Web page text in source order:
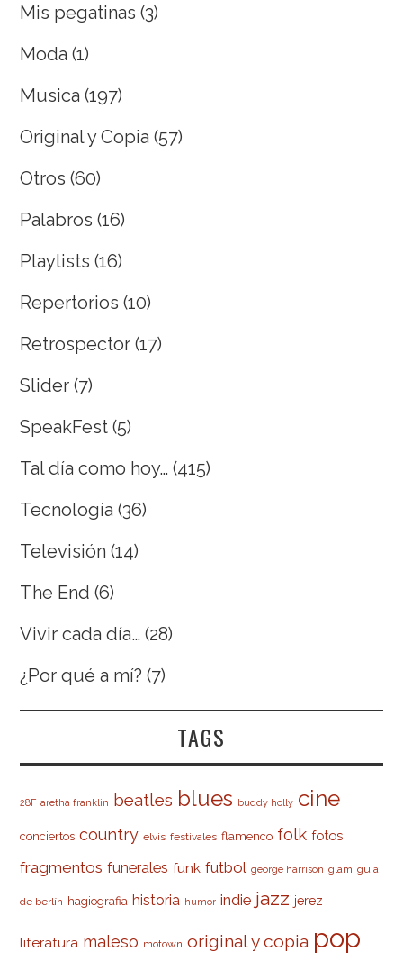
Mis pegatinas (3)
Moda (1)
Musica (197)
Original y Copia (57)
Otros (60)
Palabros (16)
Playlists (16)
Repertorios (10)
Retrospector (17)
Slider (7)
SpeakFest (5)
Tal día como hoy… (415)
Tecnología (36)
Televisión (14)
The End (6)
Vivir cada día… (28)
¿Por qué a mí? (7)
TAGS
28F aretha franklin beatles blues buddy holly cine
conciertos country elvis festivales flamenco folk fotos
fragmentos funerales funk futbol george harrison glam guía
de berlín hagiografia historia humor indie jazz jerez
literatura maleso motown original y copia pop